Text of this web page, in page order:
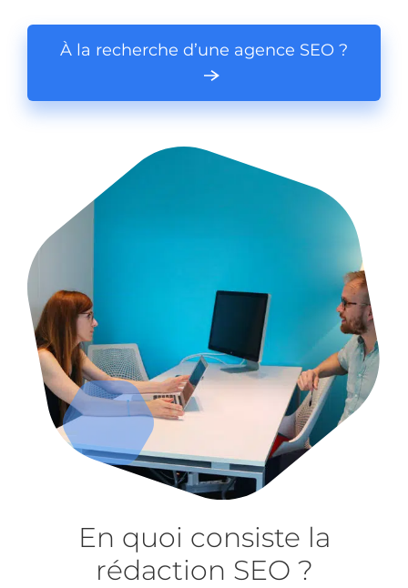
À la recherche d’une agence SEO ?
En quoi consiste la
rédaction SEO ?